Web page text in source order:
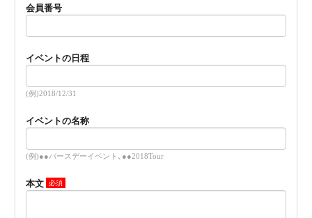
会員番号
イベントの日程
(例)2018/12/31
イベントの名称
(例)●●バースデーイベント、●●2018Tour
本文